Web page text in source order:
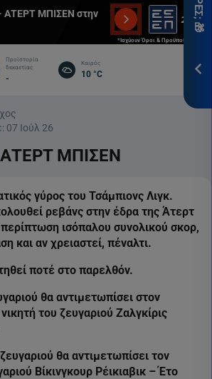
ΑΤΕΡΤ ΜΠΙΣΕΝ στην
*Ισχύουν Όροι & Προϋποθέσεις
Προϊστορία
δεκαετίας
-
Καιρός
10 °C
07 Ιούλ 26
ΜΠΙΣΕΝ
γύρος του Τσάμπιονς Λιγκ.
ρεβάνς στην έδρα της Άτερτ
ισόπαλου συνολικού σκορ,
και αν χρειαστεί, πέναλτι.
ποτέ στο παρελθόν.
θα αντιμετωπίσει στον
του ζευγαριού Ζαλγκίρις
θα αντιμετωπίσει τον
Βίκινγκουρ Ρέικιαβικ – Έτο
&